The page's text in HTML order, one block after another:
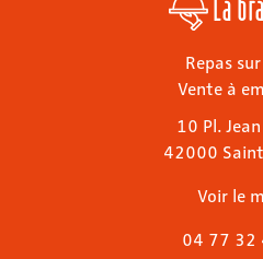
Repas
Vente à
10 Pl.
42000
Voir le
04 77 32